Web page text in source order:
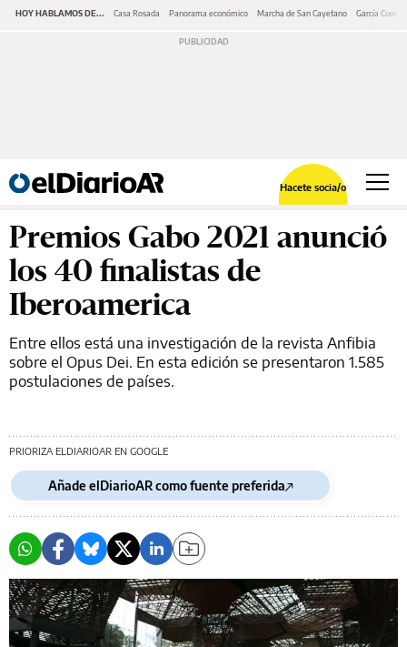
HOY HABLAMOS DE... Casa Rosada Panorama económico Marcha de San Cayetano García Cuerva
Hacete socia/o
Premios Gabo 2021 anunció
los 40 finalistas de
Iberoamerica
Entre ellos está una investigación de la revista Anfibia
sobre el Opus Dei. En esta edición se presentaron 1.585
postulaciones de países.
PRIORIZA ELDIARIOAR EN GOOGLE
Añade elDiarioAR como fuente preferida